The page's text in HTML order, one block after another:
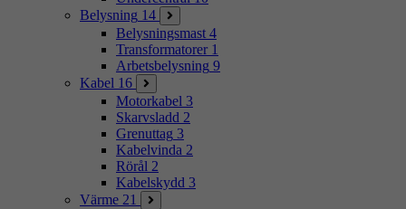
Belysning 14
Belysningsmast 4
Transformatorer 1
Arbetsbelysning 9
Kabel 16
Motorkabel 3
Skarvsladd 2
Grenuttag 3
Kabelvinda 2
Rörål 2
Kabelskydd 3
Värme 21